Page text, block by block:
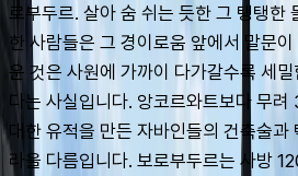
로부두르. 살아 숨 쉬는 듯한 그 탱탱한
한 사람들은 그 경이로움 앞에서 말문
운 것은 사원에 가까이 다가갈수록 세
다는 사실입니다. 앙코르와트보다 무
대한 유적을 만든 자바인들의 건축술과
라울 다름입니다. 보로부두르는 사방